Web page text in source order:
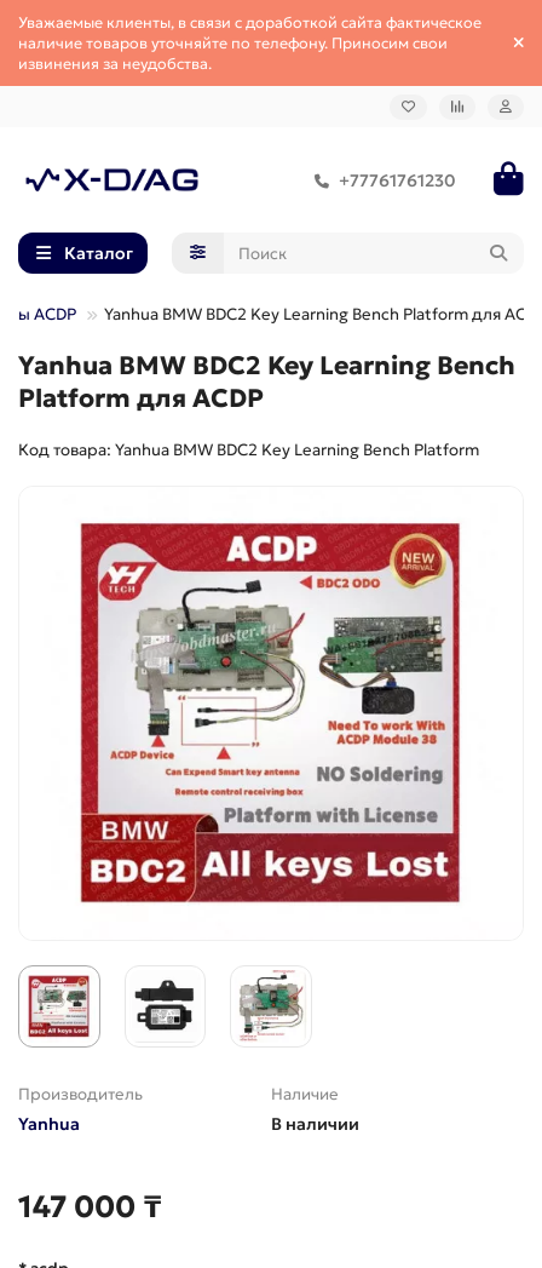
Уважаемые клиенты, в связи с доработкой сайта фактическое
наличие товаров уточняйте по телефону. Приносим свои
извинения за неудобства.
+77761761230
Каталог
ACDP Yanhua BMW BDC2 Key Learning Bench Platform для
Yanhua BMW BDC2 Key Learning Bench
Platform для ACDP
Код товара: Yanhua BMW BDC2 Key Learning Bench Platform
Производитель
Yanhua
Наличие
В наличии
147 000 ₸